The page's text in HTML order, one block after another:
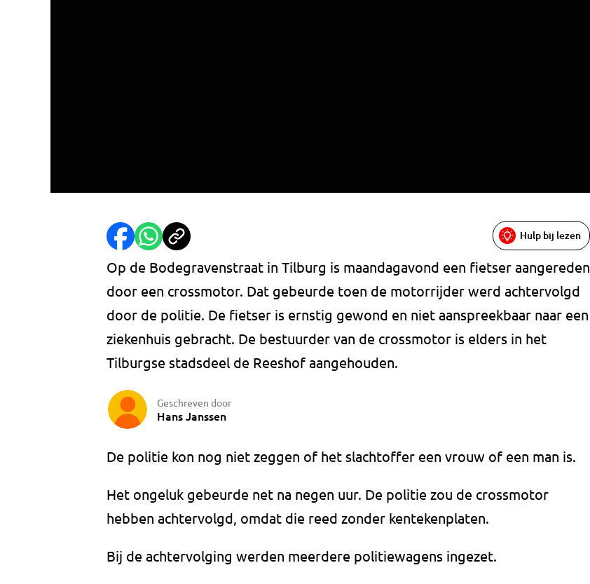
Hulp bij lezen
Op de Bodegravenstraat in Tilburg is maandagavond een fietser aangereden
door een crossmotor. Dat gebeurde toen de motorrijder werd achtervolgd
door de politie. De fietser is ernstig gewond en niet aanspreekbaar naar een
ziekenhuis gebracht. De bestuurder van de crossmotor is elders in het
Tilburgse stadsdeel de Reeshof aangehouden.
Geschreven door
Hans Janssen
De politie kon nog niet zeggen of het slachtoffer een vrouw of een man is.
Het ongeluk gebeurde net na negen uur. De politie zou de crossmotor
hebben achtervolgd, omdat die reed zonder kentekenplaten.
Bij de achtervolging werden meerdere politiewagens ingezet.